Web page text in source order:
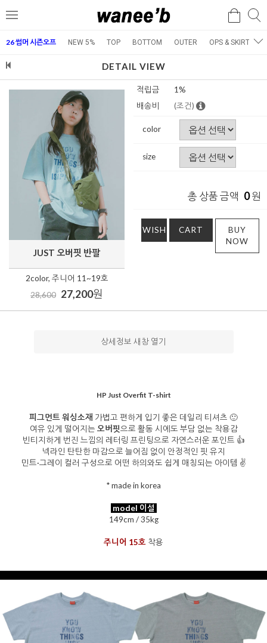
메
검
26 썸머 시즌오프 NEW 5% TOP BOTTOM OUTER OPS & SKIRT
DETAIL VIEW
JUST 오버핏 반팔
2color, 주니어 11~19호
28,600 27,200원
적립금
1%
배송비
(조건)
color
size
총 상품 금액 0원
WISH CART
BUY
NOW
상세정보 새창 열기
HP Just Overfit T-shirt
피그먼트 워싱소재 가볍고 편하게 입기 좋은 데일리 티셔츠 🙂
여유 있게 떨어지는 오버핏으로 활동 시에도 부담 없는 착용감
빈티지하게 번진 느낌의 레터링 프린팅으로 자연스러운 포인트 👍
넥라인 탄탄한 마감으로 늘어짐 없이 안정적인 핏 유지
민트·그레이 컬러 구성으로 어떤 하의와도 쉽게 매칭되는 아이템 ✌️
* made in korea
model 이설
149cm / 35kg
주니어 15호 착용